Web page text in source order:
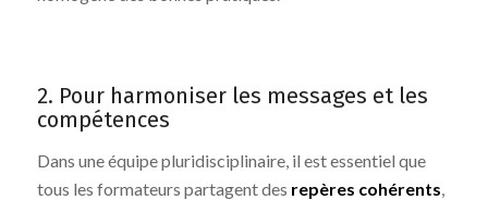
2. Pour harmoniser les messages et les
compétences
Dans une équipe pluridisciplinaire, il est essentiel que
tous les formateurs partagent des repères cohérents,